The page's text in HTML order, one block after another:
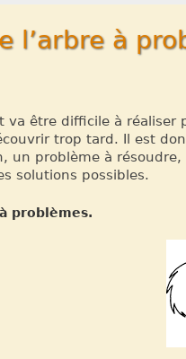
l’arbre à
va être difficile à réaliser
trop tard. Il est
un problème à
solutions possibles.
problèmes.